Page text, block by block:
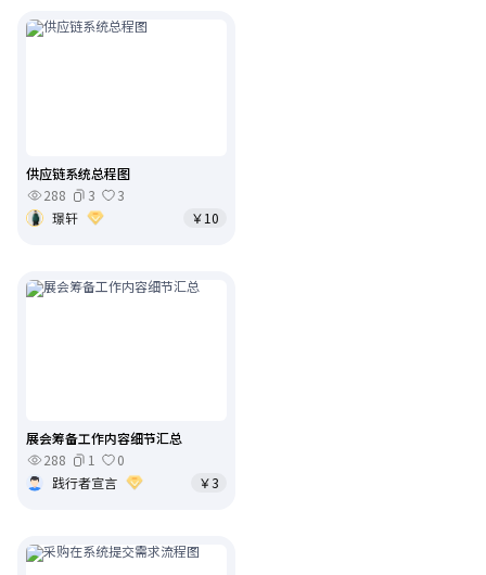
供应链系统总程图
288
3
3
璟轩
￥10
展会筹备工作内容细节汇总
288
1
0
践行者宣言
￥3